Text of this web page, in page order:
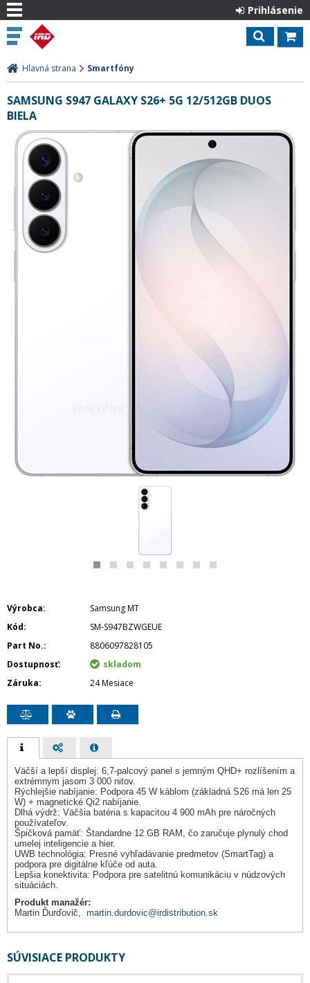
Prihlásenie
Hlavná strana Smartfóny
SAMSUNG S947 GALAXY S26+ 5G 12/512GB DUOS
BIELA
Výrobca
Samsung MT
Kód
SM-S947BZWGEUE
Part No.
8806097828105
Dostupnosť
skladom
Záruka
24 Mesiace
Väčší a lepší displej: 6,7-palcový panel s jemným QHD+ rozlíšením a
extrémnym jasom 3 000 nitov.
Rýchlejšie nabíjanie: Podpora 45 W káblom (základná S26 má len 25
W) + magnetické Qi2 nabíjanie.
Dlhá výdrž: Väčšia batéria s kapacitou 4 900 mAh pre náročných
používateľov.
Špičková pamäť: Štandardne 12 GB RAM, čo zaručuje plynulý chod
umelej inteligencie a hier.
UWB technológia: Presné vyhľadávanie predmetov (SmartTag) a
podpora pre digitálne kľúče od auta.
Lepšia konektivita: Podpora pre satelitnú komunikáciu v núdzových
situáciách.
Produkt manažér:
Martin Ďurďovič, martin.durdovic@irdistribution.sk
SÚVISIACE PRODUKTY